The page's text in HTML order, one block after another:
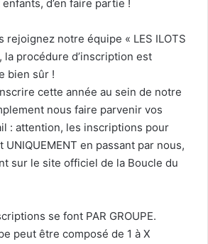
d’en faire partie !
rejoignez notre équipe « LES ILOTS
la procédure d’inscription est
bien sûr !
cette année au sein de notre
nous faire parvenir vos
: attention, les inscriptions pour
en passant par nous,
sur le site officiel de la Boucle du
se font PAR GROUPE.
peut être composé de 1 à X